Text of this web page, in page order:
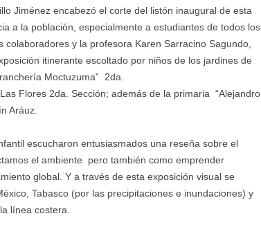
Jiménez encabezó el corte del listón inaugural de esta
a la población, especialmente a estudiantes de todos los
y la profesora Karen Sarracino Sagundo,
itinerante escoltado por niños de los jardines de
Moctuzuma” 2da.
Flores 2da. Sección; además de la primaria “Alejandro
Aráuz.
escucharon entusiasmados una reseña sobre el
el ambiente pero también como emprender
global. Y a través de esta exposición visual se
Tabasco (por las precipitaciones e inundaciones) y
línea costera.